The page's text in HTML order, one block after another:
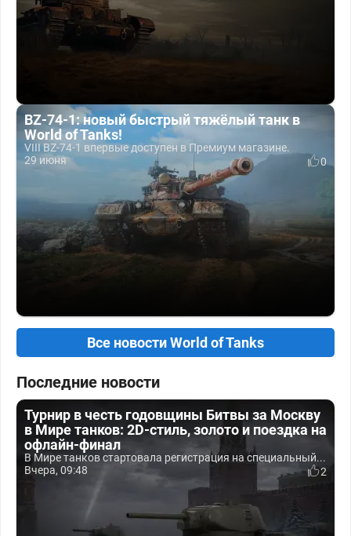
BZ-74-1: новый быстрый тяжёлый танк в
World of Tanks!
VIII BZ-74-1 впервые доступен в Премиум магазине.
29 июня
0
Все новости World of Tanks
Последние новости
Турнир в честь годовщины Битвы за Москву
в Мире танков: 2D-стиль, золото и поездка на
офлайн-финал
В Мире танков стартовала регистрация на специальный...
Вчера, 09:48
2